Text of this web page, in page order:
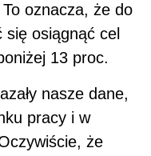
oznacza, że do
osiągnąć cel
13 proc.
nasze dane,
pracy i w
że